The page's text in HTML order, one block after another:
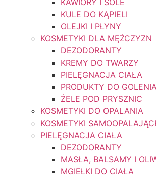
KAWIORY I SOLE
KULE DO KĄPIELI
OLEJKI I PŁYNY
KOSMETYKI DLA MĘŻCZYZN
DEZODORANTY
KREMY DO TWARZY
PIELĘGNACJA CIAŁA
PRODUKTY DO
ŻELE POD PRYSZNIC
KOSMETYKI DO OPALANIA
KOSMETYKI
PIELĘGNACJA CIAŁA
DEZODORANTY
MASŁA, BALSAMY I
MGIEŁKI DO CIAŁA